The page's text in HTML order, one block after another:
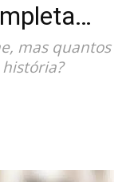
mas quantos